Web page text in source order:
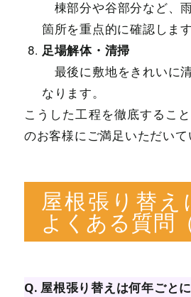
棟部分や谷部分など、
箇所を重点的に確認します
足場解体・清掃
最後に敷地をきれいに
なります。
こうした工程を徹底するこ
のお客様にご満足いただいて
屋根張り替え
よくある質問
Q. 屋根張り替えは何年ごと